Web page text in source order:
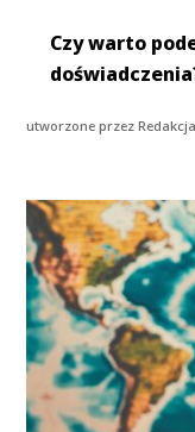
Czy warto
utworzone przezRedakcja